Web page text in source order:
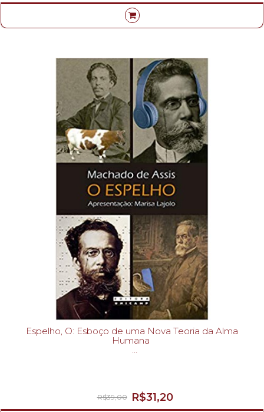
Espelho, O: Esboço de uma Nova Teoria da Alma
Humana
R$31,20
R$39,00